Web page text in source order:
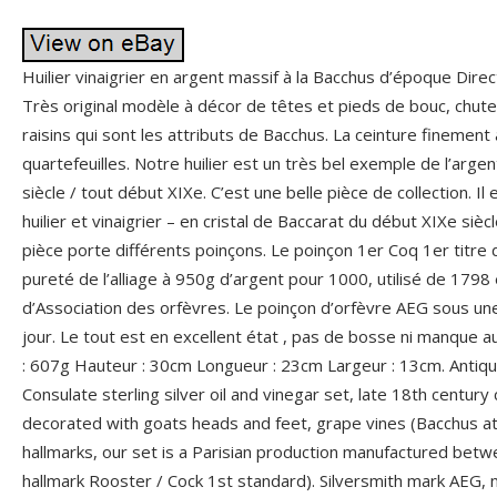
Huilier vinaigrier en argent massif à la Bacchus d’époque
Très original modèle à décor de têtes et pieds de bouc,
raisins qui sont les attributs de Bacchus. La ceinture finement
quartefeuilles. Notre huilier est un très bel exemple de
siècle / tout début XIXe. C’est une belle pièce de collection.
huilier et vinaigrier – en cristal de Baccarat du début XIXe
pièce porte différents poinçons. Le poinçon 1er Coq 1er titre
pureté de l’alliage à 950g d’argent pour 1000, utilisé de 1798
d’Association des orfèvres. Le poinçon d’orfèvre AEG sous
jour. Le tout est en excellent état , pas de bosse ni manque
: 607g Hauteur : 30cm Longueur : 23cm Largeur : 13cm.
Consulate sterling silver oil and vinegar set, late 18th century
decorated with goats heads and feet, grape vines (Bacchus
hallmarks, our set is a Parisian production manufactured
hallmark Rooster / Cock 1st standard). Silversmith mark